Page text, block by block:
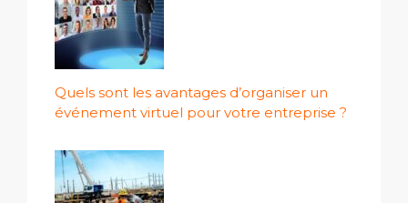
Quels sont les avantages d’organiser un
événement virtuel pour votre entreprise ?